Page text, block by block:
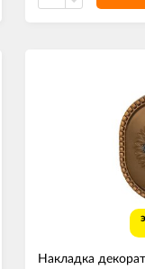
Накладка